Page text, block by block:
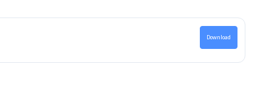
Download